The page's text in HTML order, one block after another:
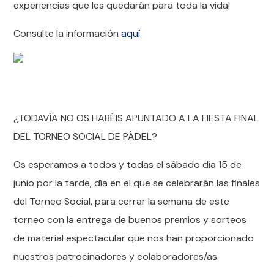
experiencias que les quedarán para toda la vida!
Consulte la informaciónaquí.
¿TODAVÍA NO OS HABÉIS APUNTADO A LA FIESTA FINAL
DEL TORNEO SOCIAL DE PÀDEL?
Os esperamos a todos y todas el sábado día 15 de
junio por la tarde, día en el que se celebrarán las finales
del Torneo Social, para cerrar la semana de este
torneo con la entrega de buenos premios y sorteos
de material espectacular que nos han proporcionado
nuestros patrocinadores y colaboradores/as.